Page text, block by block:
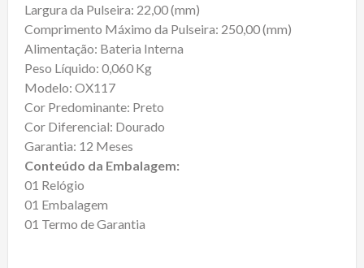
Largura da Pulseira: 22,00 (mm)
Comprimento Máximo da Pulseira: 250,00 (mm)
Alimentação: Bateria Interna
Peso Líquido: 0,060 Kg
Modelo: OX117
Cor Predominante: Preto
Cor Diferencial: Dourado
Garantia: 12 Meses
Conteúdo da Embalagem:
01 Relógio
01 Embalagem
01 Termo de Garantia